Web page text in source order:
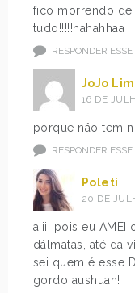
fico morrendo de
tudo!!!!!hahahhaa
RESPONDER
JoJo
16 DE
porque não tem
RESPONDER
Poleti
20 DE
aiii, pois eu AMEI
dálmatas, até da
sei quem é esse
gordo aushuah!